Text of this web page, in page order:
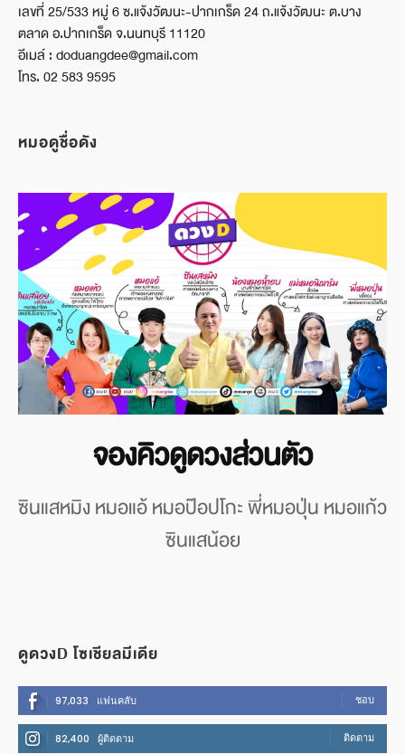
เลขที่ 25/533 หมู่ 6 ซ.แจ้งวัฒนะ-ปากเกร็ด 24 ถ.แจ้งวัฒนะ ต.บาง
ตลาด อ.ปากเกร็ด จ.นนทบุรี 11120
อีเมล์ : doduangdee@gmail.com
โทร. 02 583 9595
หมอดูชื่อดัง
จองคิวดูดวงส่วนตัว
ซินแสหมิง หมอแอ้ หมอป๊อปโกะ พี่หมอปุ่น หมอแก้ว
ซินแสน้อย
ดูดวงD โซเชียลมีเดีย
97,033 แฟนคลับ ชอบ
82,400 ผู้ติดตาม ติดตาม